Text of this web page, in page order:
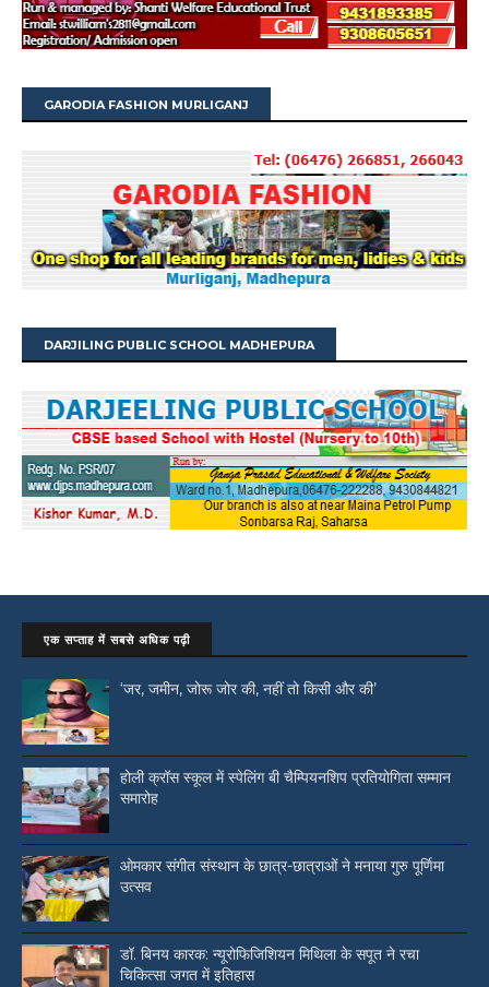
GARODIA FASHION MURLIGANJ
DARJILING PUBLIC SCHOOL MADHEPURA
एक सप्ताह में सबसे अधिक पढ़ी
‘जर, जमीन, जोरू जोर की, नहीं तो किसी और की’
होली क्रॉस स्कूल में स्पेलिंग बी चैम्पियनशिप प्रतियोगिता सम्मान
समारोह
ओमकार संगीत संस्थान के छात्र-छात्राओं ने मनाया गुरु पूर्णिमा
उत्सव
डॉ. बिनय कारक: न्यूरोफिजिशियन मिथिला के सपूत ने रचा
चिकित्सा जगत में इतिहास